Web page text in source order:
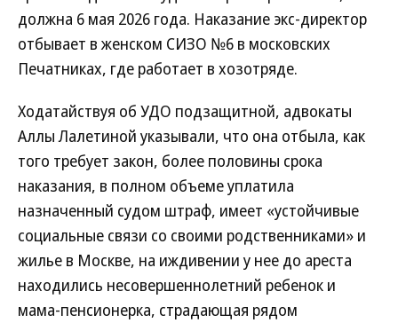
должна 6 мая 2026 года. Наказание экс-директор
отбывает в женском СИЗО №6 в московских
Печатниках, где работает в хозотряде.
Ходатайствуя об УДО подзащитной, адвокаты
Аллы Лалетиной указывали, что она отбыла, как
того требует закон, более половины срока
наказания, в полном объеме уплатила
назначенный судом штраф, имеет «устойчивые
социальные связи со своими родственниками» и
жилье в Москве, на иждивении у нее до ареста
находились несовершеннолетний ребенок и
мама-пенсионерка, страдающая рядом